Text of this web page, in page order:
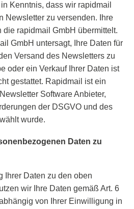
Kenntnis, dass wir rapidmail
Newsletter zu versenden. Ihre
die rapidmail GmbH übermittelt.
GmbH untersagt, Ihre Daten für
Versand des Newsletters zu
oder ein Verkauf Ihrer Daten ist
gestattet. Rapidmail ist ein
Software Anbieter,
der DSGVO und des
wurde.
Daten zu
Ihrer Daten zu den oben
wir Ihre Daten gemäß Art. 6
von Ihrer Einwilligung in